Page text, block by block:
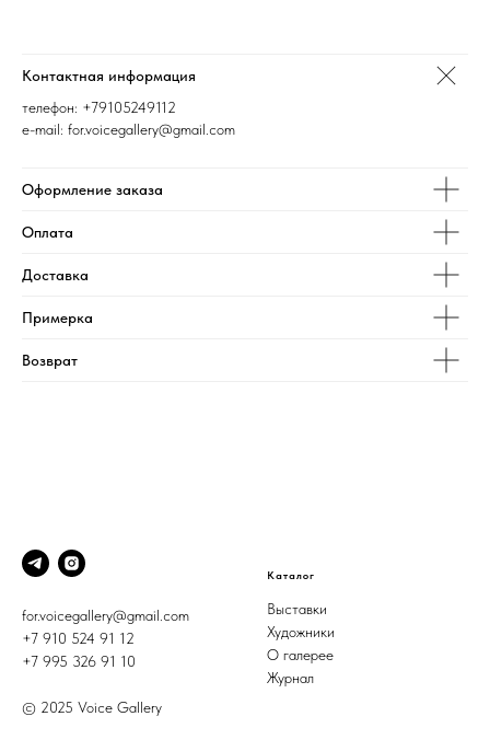
Контактная информация
телефон: +79105249112
e-mail: for.voicegallery@gmail.com
Оформление заказа
Оплата
Доставка
Примерка
Возврат
for.voicegallery@gmail.com
+7 910 524 91 12
+7 995 326 91 10
© 2025 Voice Gallery
Каталог
Выставки
Художники
О галерее
Журнал